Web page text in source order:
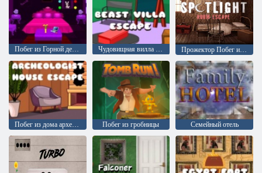
Побег из Горной деревни Чудовищная вилла Побег Прожектор Побег из комнаты
Побег из дома археолога Побег из гробницы Семейный отель